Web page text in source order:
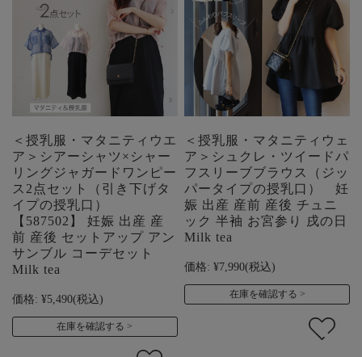
＜授乳服・マタニティウエ
ア＞シアーシャツ×シャー
リングジャガードワンピー
ス2点セット（引き下げタ
イプの授乳口）
【587502】 妊娠 出産 産
前 産後 セットアップ アン
サンブル コーデセット
Milk tea
価格: ¥5,490(税込)
在庫を確認する
＜授乳服・マタニティウェ
ア＞シュクレ・ツイードパ
フスリーブブラウス（ジッ
パータイプの授乳口） 妊
娠 出産 産前 産後 チュニ
ック 半袖 お宮参り 戌の日
Milk tea
価格: ¥7,990(税込)
在庫を確認する